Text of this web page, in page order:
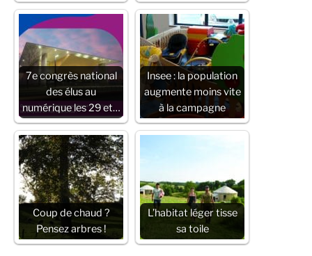
7e congrès national
des élus au
numérique les 29 et…
Insee : la population
augmente moins vite
à la campagne
Coup de chaud ?
Pensez arbres !
L’habitat léger tisse
sa toile